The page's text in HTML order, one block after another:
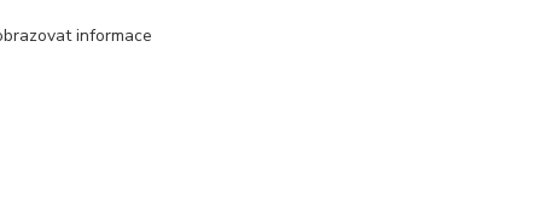
a
informace